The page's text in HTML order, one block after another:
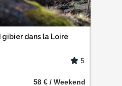
dans la Loire
5
58 € / Weekend